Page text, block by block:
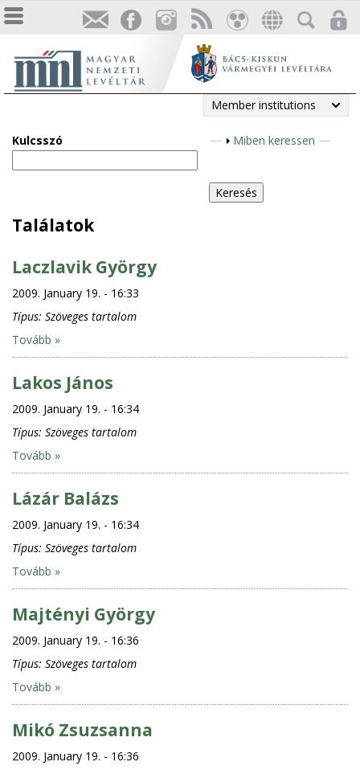
Member institutions
Kulcsszó
S
o
w
Miben keressen
Találatok
Laczlavik György
2009. January 19. - 16:33
Típus: Szöveges tartalom
Tovább »
Lakos János
2009. January 19. - 16:34
Típus: Szöveges tartalom
Tovább »
Lázár Balázs
2009. January 19. - 16:34
Típus: Szöveges tartalom
Tovább »
Majtényi György
2009. January 19. - 16:36
Típus: Szöveges tartalom
Tovább »
Mikó Zsuzsanna
2009. January 19. - 16:36